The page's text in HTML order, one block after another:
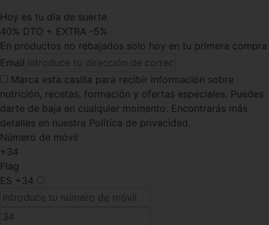
Hoy es tu día de suerte
40% DTO + EXTRA -5%
En productos no rebajados solo hoy en tu primera compra
Email
Marca esta casilla para recibir información sobre
nutrición, recetas, formación y ofertas especiales. Puedes
darte de baja en cualquier momento. Encontrarás más
detalles en nuestra Política de privacidad.
Número de móvil
+34
Flag
ES +34